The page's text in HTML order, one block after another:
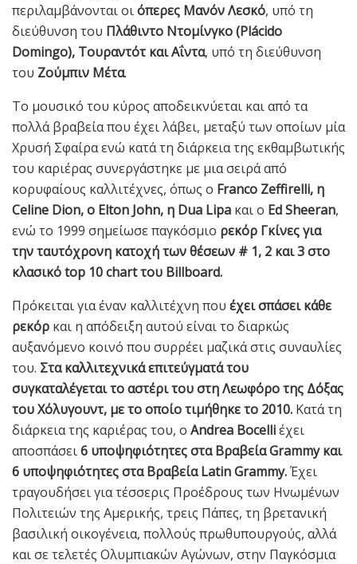
περιλαμβάνονται οιόπερες Μανόν Λεσκό, υπό τη
διεύθυνση του Πλάθιντο Ντομίνγκο (Plácido
Domingo), Τουραντότ και Αΐντα, υπό τη διεύθυνση
του Ζούμπιν Μέτα.
Το μουσικό του κύρος αποδεικνύεται και από τα
πολλά βραβεία που έχει λάβει, μεταξύ των οποίων μία
Χρυσή Σφαίρα ενώ κατά τη διάρκεια της εκθαμβωτικής
του καριέρας συνεργάστηκε με μια σειρά από
κορυφαίους καλλιτέχνες, όπως ο Franco Zeffirelli, η
Celine Dion, ο Elton John, η Dua Lipa και ο Ed Sheeran,
ενώ το 1999 σημείωσε παγκόσμιο ρεκόρ Γκίνες για
την ταυτόχρονη κατοχή των θέσεων # 1, 2 και 3 στο
κλασικό top 10 chart του Billboard.
Πρόκειται για έναν καλλιτέχνη που έχει σπάσει κάθε
ρεκόρ και η απόδειξη αυτού είναι το διαρκώς
αυξανόμενο κοινό που συρρέει μαζικά στις συναυλίες
του. Στα καλλιτεχνικά επιτεύγματά του
συγκαταλέγεται το αστέρι του στη Λεωφόρο της Δόξας
του Χόλυγουντ, με το οποίο τιμήθηκε το 2010. Κατά τη
διάρκεια της καριέρας του, o Andrea Bocelliέχει
αποσπάσει6 υποψηφιότητες στα Βραβεία Grammy και
6 υποψηφιότητες στα Βραβεία Latin Grammy.Έχει
τραγουδήσει για τέσσερις Προέδρους των Ηνωμένων
Πολιτειών της Αμερικής, τρεις Πάπες, τη βρετανική
βασιλική οικογένεια, πολλούς πρωθυπουργούς, αλλά
και σε τελετές Ολυμπιακών Αγώνων, στην Παγκόσμια